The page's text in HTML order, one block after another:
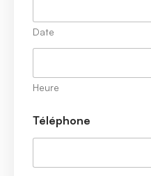
Date
Heure
Téléphone